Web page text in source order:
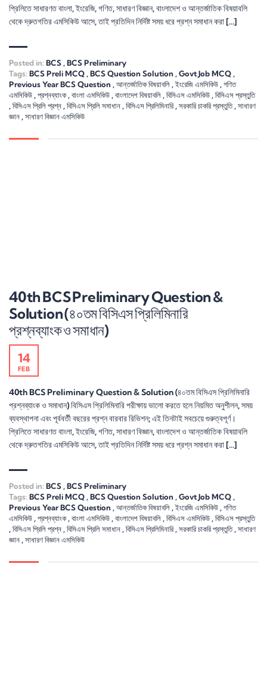
প্রিলিতে সাধারণত বাংলা, ইংরেজি, গণিত, সাধারণ বিজ্ঞান, বাংলাদেশ ও আন্তর্জাতিক বিষয়াবলি
থেকে দ্রুতগতির এমসিকিউ আসে, তাই প্রতিদিন নির্দিষ্ট সময় ধরে প্রশ্ন সমাধান করা […]
Posted in:BCS , BCS Preliminary
Tags:BCS Preli MCQ , BCS Question Solution , Govt Job MCQ ,
Previous Year BCS Question , আন্তর্জাতিক বিষয়াবলি , ইংরেজি এমসিকিউ , গণিত
এমসিকিউ , প্রশ্নব্যাংক, বাংলা এমসিকিউ , বাংলাদেশ বিষয়াবলি , বিসিএস এমসিকিউ , বিসিএস প্রস্তুতি
, বিসিএস প্রিলি প্রশ্ন , বিসিএস প্রিলি সমাধান , বিসিএস প্রিলিমিনারি , সরকারি চাকরি প্রস্তুতি, সাধারণ
জ্ঞান , সাধারণ বিজ্ঞান এমসিকিউ
40th BCS Preliminary Question &
Solution (৪০তম বিসিএস প্রিলিমিনারি
প্রশ্নব্যাংক ও সমাধান)
14
FEB
40th BCS Preliminary Question & Solution (৪০তম বিসিএস প্রিলিমিনারি
প্রশ্নব্যাংক ও সমাধান) বিসিএস প্রিলিমিনারি পরীক্ষায় ভালো করতে হলে নিয়মিত অনুশীলন, সময়
ব্যবস্থাপনা এবং পূর্ববর্তী বছরের প্রশ্ন বারবার রিভিশন; এই তিনটাই সবচেয়ে গুরুত্বপূর্ণ।
প্রিলিতে সাধারণত বাংলা, ইংরেজি, গণিত, সাধারণ বিজ্ঞান, বাংলাদেশ ও আন্তর্জাতিক বিষয়াবলি
থেকে দ্রুতগতির এমসিকিউ আসে, তাই প্রতিদিন নির্দিষ্ট সময় ধরে প্রশ্ন সমাধান করা […]
Posted in:BCS , BCS Preliminary
Tags:BCS Preli MCQ , BCS Question Solution , Govt Job MCQ ,
Previous Year BCS Question , আন্তর্জাতিক বিষয়াবলি , ইংরেজি এমসিকিউ , গণিত
এমসিকিউ , প্রশ্নব্যাংক, বাংলা এমসিকিউ , বাংলাদেশ বিষয়াবলি , বিসিএস এমসিকিউ , বিসিএস প্রস্তুতি
, বিসিএস প্রিলি প্রশ্ন , বিসিএস প্রিলি সমাধান , বিসিএস প্রিলিমিনারি , সরকারি চাকরি প্রস্তুতি, সাধারণ
জ্ঞান , সাধারণ বিজ্ঞান এমসিকিউ